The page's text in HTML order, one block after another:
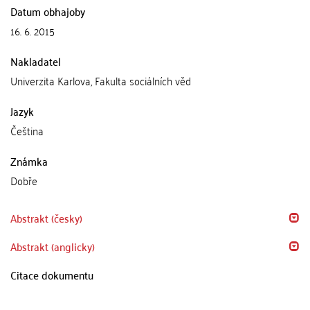
Datum obhajoby
16. 6. 2015
Nakladatel
Univerzita Karlova, Fakulta sociálních věd
Jazyk
Čeština
Známka
Dobře
Abstrakt (česky)
Abstrakt (anglicky)
Citace dokumentu